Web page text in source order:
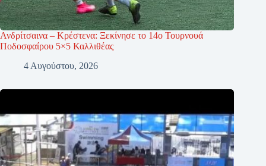
Ανδρίτσαινα – Κρέστενα: Ξεκίνησε το 14ο Τουρνουά
Ποδοσφαίρου 5×5 Καλλιθέας
4 Αυγούστου, 2026